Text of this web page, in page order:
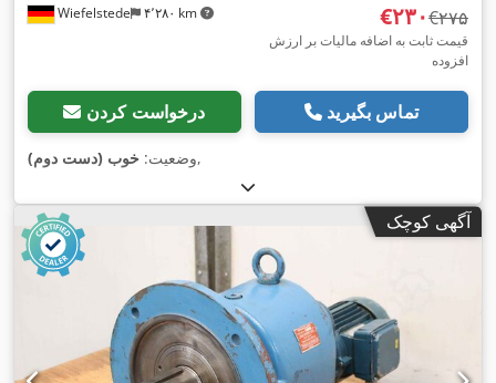
Wiefelstede ۴٬۲۸۰ km ‎€۲۳۰‎€۲۷۵
قیمت ثابت به اضافه مالیات بر ارزش
افزوده
درخواست کردن تماس بگیرید
وضعیت: خوب (دست دوم) ,
آگهی کوچک